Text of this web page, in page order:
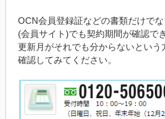
OCN会員登録証などの書類だけで
(会員サイト)でも契約期間が確認で
更新月がそれでも分からないという
確認してみてください。